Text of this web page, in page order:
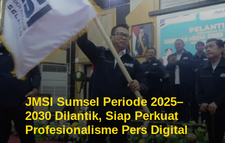
JMSI Sumsel Periode 2025–
2030 Dilantik, Siap Perkuat
Profesionalisme Pers Digital